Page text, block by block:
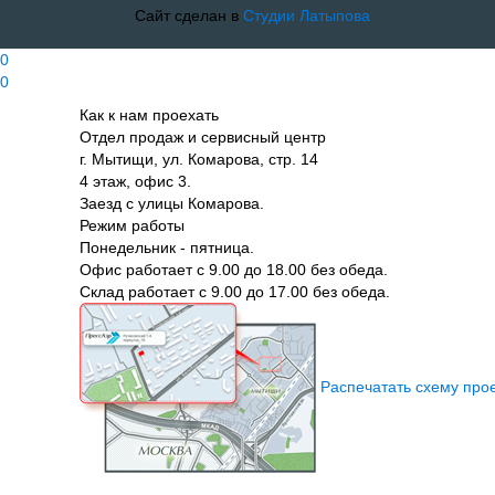
Сайт сделан в Студии Латыпова
0
0
Как к нам проехать
Отдел продаж и сервисный центр
г. Мытищи, ул. Комарова, стр. 14
4 этаж, офис 3.
Заезд с улицы Комарова.
Режим работы
Понедельник - пятница.
Офис работает с 9.00 до 18.00 без обеда.
Склад работает с 9.00 до 17.00 без обеда.
Распечатать схему